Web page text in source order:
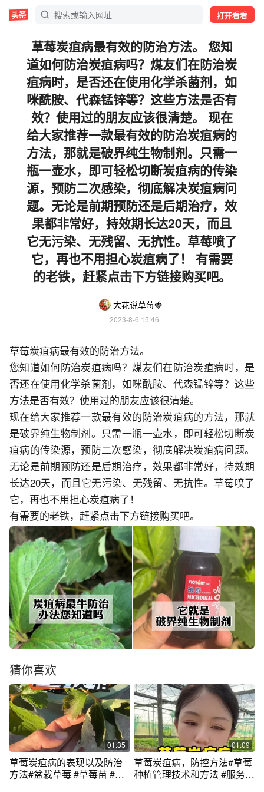
打开看看
草莓炭疽病最有效的防治方法。 您知
道如何防治炭疽病吗？煤友们在防治炭
疽病时，是否还在使用化学杀菌剂，如
咪酰胺、代森锰锌等？这些方法是否有
效？使用过的朋友应该很清楚。 现在
给大家推荐一款最有效的防治炭疽病的
方法，那就是破界纯生物制剂。只需一
瓶一壶水，即可轻松切断炭疽病的传染
源，预防二次感染，彻底解决炭疽病问
题。无论是前期预防还是后期治疗，效
果都非常好，持效期长达20天，而且
它无污染、无残留、无抗性。草莓喷了
它，再也不用担心炭疽病了！ 有需要
的老铁，赶紧点击下方链接购买吧。
大花说草莓🍓
2023-8-6 15:46
草莓炭疽病最有效的防治方法。
您知道如何防治炭疽病吗？煤友们在防治炭疽病时，是
否还在使用化学杀菌剂，如咪酰胺、代森锰锌等？这些
方法是否有效？使用过的朋友应该很清楚。
现在给大家推荐一款最有效的防治炭疽病的方法，那就
是破界纯生物制剂。只需一瓶一壶水，即可轻松切断炭
疽病的传染源，预防二次感染，彻底解决炭疽病问题。
无论是前期预防还是后期治疗，效果都非常好，持效期
长达20天，而且它无污染、无残留、无抗性。草莓喷了
它，再也不用担心炭疽病了！
有需要的老铁，赶紧点击下方链接购买吧。
猜你喜欢
01:35
草莓炭疽病的表现以及防治
方法#盆栽草莓 #草莓苗 #草
01:09
草莓炭疽病，防控方法#草莓
种植管理技术和方法 #服务三